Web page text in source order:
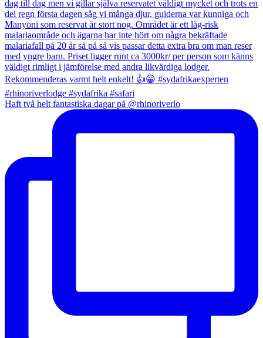
Haft två helt fantastiska dagar på @rhinoriverlo